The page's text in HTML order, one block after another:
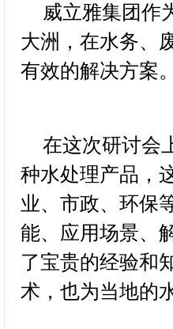
威立雅集团作
大洲，在水务、
有效的解决方案
在这次研讨会
种水处理产品，
业、市政、环保
能、应用场景、
了宝贵的经验和
术，也为当地的